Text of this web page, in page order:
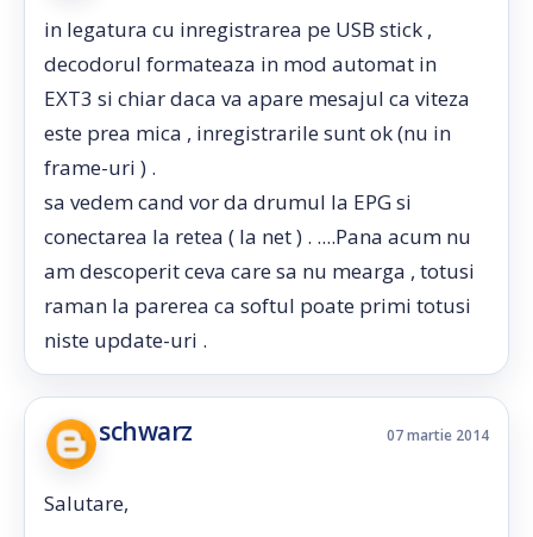
in legatura cu inregistrarea pe USB stick ,
decodorul formateaza in mod automat in
EXT3 si chiar daca va apare mesajul ca viteza
este prea mica , inregistrarile sunt ok (nu in
frame-uri ) .
sa vedem cand vor da drumul la EPG si
conectarea la retea ( la net ) . ....Pana acum nu
am descoperit ceva care sa nu mearga , totusi
raman la parerea ca softul poate primi totusi
niste update-uri .
schwarz 07 martie 2014
Salutare,